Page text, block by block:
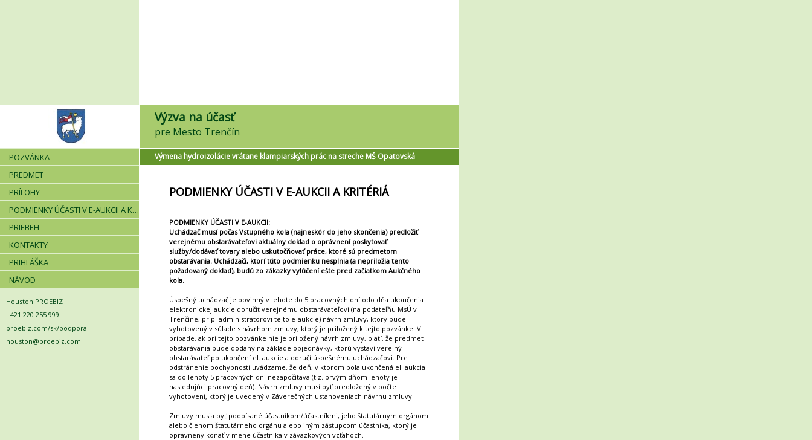
Výzva na účasť
pre Mesto Trenčín
POZVÁNKA
PREDMET
PRÍLOHY
PODMIENKY ÚČASTI V E-AUKCII A KRITÉRIÁ
PRIEBEH
KONTAKTY
PRIHLÁŠKA
NÁVOD
Houston PROEBIZ
+421 220 255 999
proebiz.com/sk/podpora
houston@proebiz.com
Výmena hydroizolácie vrátane klampiarských prác na streche MŠ Opatovská
PODMIENKY ÚČASTI V E-AUKCII A KRITÉRIÁ
PODMIENKY ÚČASTI V E-AUKCII:
Uchádzač musí počas Vstupného kola (najneskôr do jeho skončenia) predložiť
verejnému obstarávateľovi aktuálny doklad o oprávnení poskytovať
služby/dodávať tovary alebo uskutočňovať práce, ktoré sú predmetom
obstarávania. Uchádzači, ktorí túto podmienku nesplnia (a nepriložia tento
požadovaný doklad), budú zo zákazky vylúčení ešte pred začiatkom Aukčného
kola.
Úspešný uchádzač je povinný v lehote do 5 pracovných dní odo dňa ukončenia
elektronickej aukcie doručiť verejnému obstarávateľovi (na podateľňu MsÚ v
Trenčíne, príp. administrátorovi tejto e-aukcie) návrh zmluvy, ktorý bude
vyhotovený v súlade s návrhom zmluvy, ktorý je priložený k tejto pozvánke. V
prípade, ak pri tejto pozvánke nie je priložený návrh zmluvy, platí, že predmet
obstarávania bude dodaný na základe objednávky, ktorú vystaví verejný
obstarávateľ po ukončení el. aukcie a doručí úspešnému uchádzačovi. Pre
odstránenie pochybností uvádzame, že deň, v ktorom bola ukončená el. aukcia
sa do lehoty 5 pracovných dní nezapočítava (t.z. prvým dňom lehoty je
nasledujúci pracovný deň). Návrh zmluvy musí byť predložený v počte
vyhotovení, ktorý je uvedený v Záverečných ustanoveniach návrhu zmluvy.
Zmluvy musia byť podpísané účastníkom/účastníkmi, jeho štatutárnym orgánom
alebo členom štatutárneho orgánu alebo iným zástupcom účastníka, ktorý je
oprávnený konať v mene účastníka v záväzkových vzťahoch.